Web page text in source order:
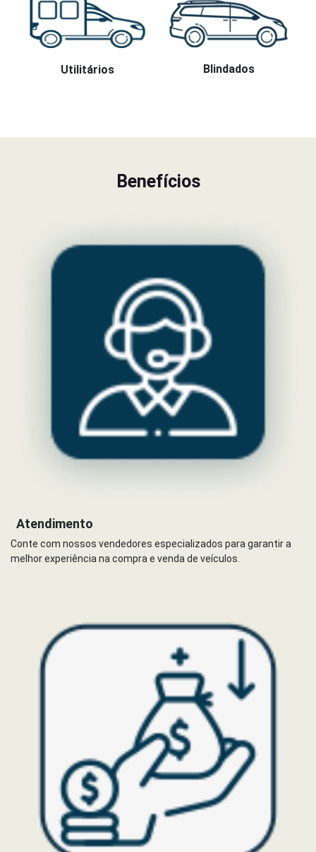
Utilitários Blindados
Benefícios
Atendimento
Conte com nossos vendedores especializados para garantir a
melhor experiência na compra e venda de veículos.